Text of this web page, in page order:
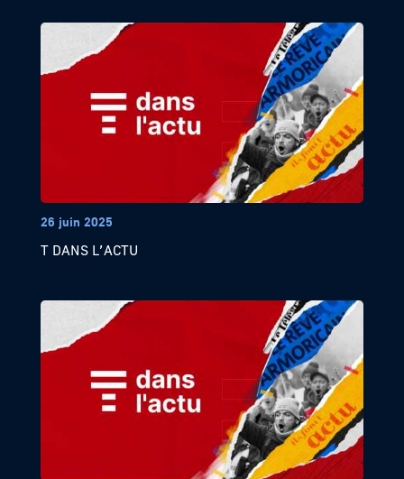
26 juin 2025
T DANS L’ACTU